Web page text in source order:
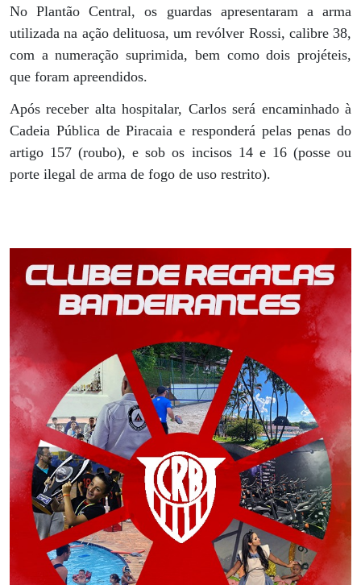
No Plantão Central, os guardas apresentaram a arma
utilizada na ação delituosa, um revólver Rossi, calibre 38,
com a numeração suprimida, bem como dois projéteis,
que foram apreendidos.
Após receber alta hospitalar, Carlos será encaminhado à
Cadeia Pública de Piracaia e responderá pelas penas do
artigo 157 (roubo), e sob os incisos 14 e 16 (posse ou
porte ilegal de arma de fogo de uso restrito).